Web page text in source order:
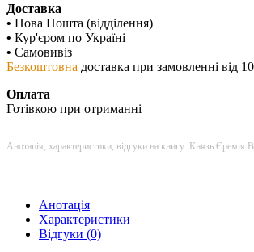
Доставка
• Нова Пошта (відділення)
• Кур'єром по Україні
• Самовивіз
Безкоштовна доставка при замовленні від
Оплата
Готівкою при отриманні
Анотація, характеристики, відгуки на книгу: Князь
Анотація
Характеристики
Відгуки (0)